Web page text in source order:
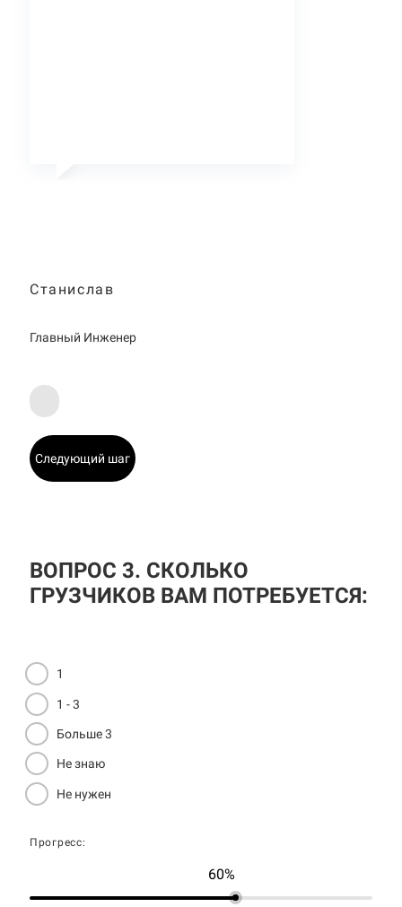
Станислав
Главный Инженер
Следующий шаг
ВОПРОС 3. СКОЛЬКО
ГРУЗЧИКОВ ВАМ ПОТРЕБУЕТСЯ:
1
1 - 3
Больше 3
Не знаю
Не нужен
Прогресс:
60%